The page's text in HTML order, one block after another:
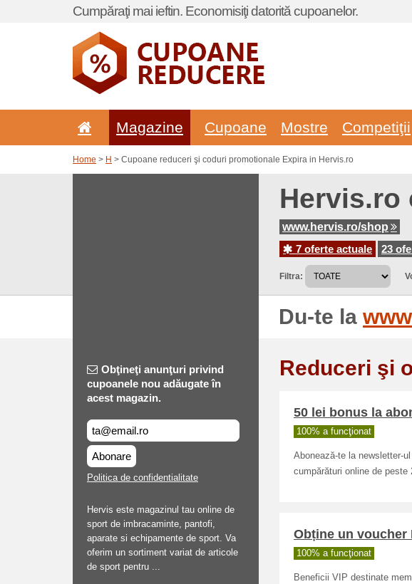
Cumpăraţi mai ieftin. Economisiţi datorită cupoanelor.
Magazine Cupoane Mostre Competiţii
Home > H > Cupoane reduceri şi coduri promotionale Expira in Hervis.ro
Hervis.ro
www.hervis.ro/shop
7 oferte actuale
23
Filtra:
Du-te la
Obţineţi anunţuri privind
cupoanele nou adăugate în
acest magazin.
Abonare
Politica de confidentialitate
Hervis este magazinul tau online de
sport de imbracaminte, pantofi,
aparate si echipamente de sport. Va
oferim un sortiment variat de articole
de sport pentru ...
Reduceri şi
50 lei bonus la
100% a funcţionat
Abonează-te la newsletter-
cumpărături online de peste
Obține un voucher
100% a funcţionat
Beneficii VIP destinate